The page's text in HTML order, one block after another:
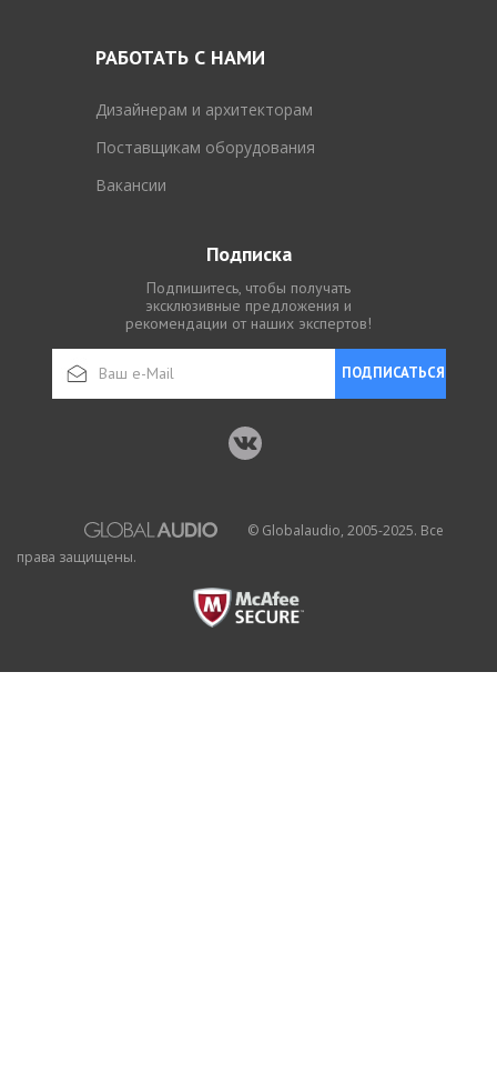
РАБОТАТЬ С НАМИ
Дизайнерам и архитекторам
Поставщикам оборудования
Вакансии
Подписка
Подпишитесь, чтобы получать
эксклюзивные предложения и
рекомендации от наших экспертов!
ПОДПИСАТЬСЯ
© Globalaudio, 2005-2025. Все
права защищены.